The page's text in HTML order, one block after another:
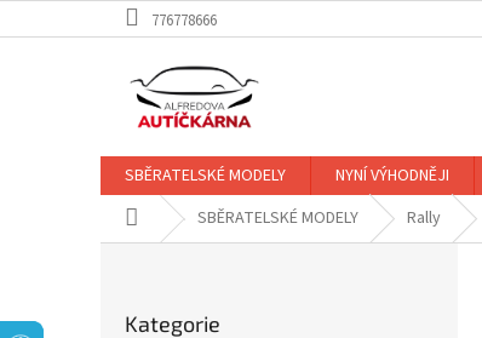
na
776778666
SBĚRATELSKÉ MODELY NYNÍ VÝHODNĚJI
Domů SBĚRATELSKÉ MODELY Rally
kategorie
Kategorie